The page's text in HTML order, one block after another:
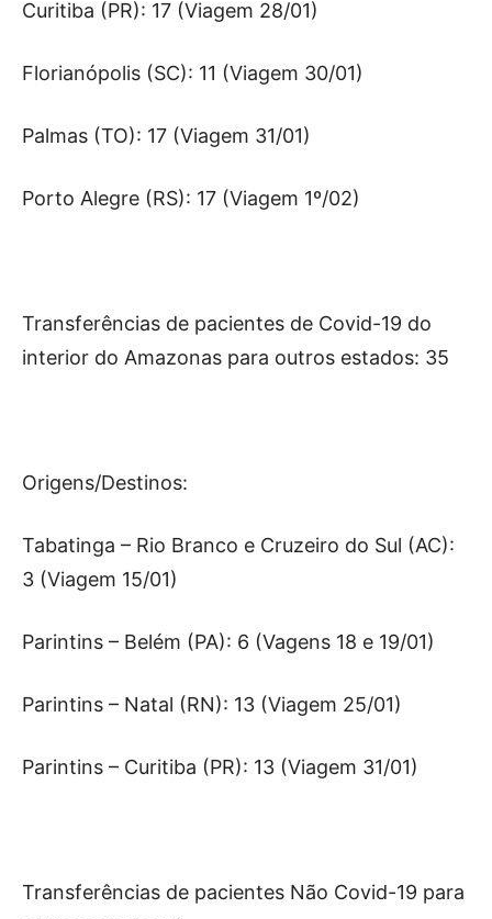
Curitiba (PR): 17 (Viagem 28/01)
Florianópolis (SC): 11 (Viagem 30/01)
Palmas (TO): 17 (Viagem 31/01)
Porto Alegre (RS): 17 (Viagem 1º/02)
Transferências de pacientes de Covid-19 do
interior do Amazonas para outros estados: 35
Origens/Destinos:
Tabatinga – Rio Branco e Cruzeiro do Sul (AC):
3 (Viagem 15/01)
Parintins – Belém (PA): 6 (Vagens 18 e 19/01)
Parintins – Natal (RN): 13 (Viagem 25/01)
Parintins – Curitiba (PR): 13 (Viagem 31/01)
Transferências de pacientes Não Covid-19 para